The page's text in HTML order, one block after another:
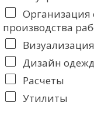
Организация
производства
Визуализация
Дизайн
Расчеты
Утилиты